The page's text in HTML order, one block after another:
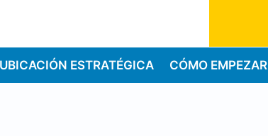
UBICACIÓN ESTRATÉGICA CÓMO EMPEZAR